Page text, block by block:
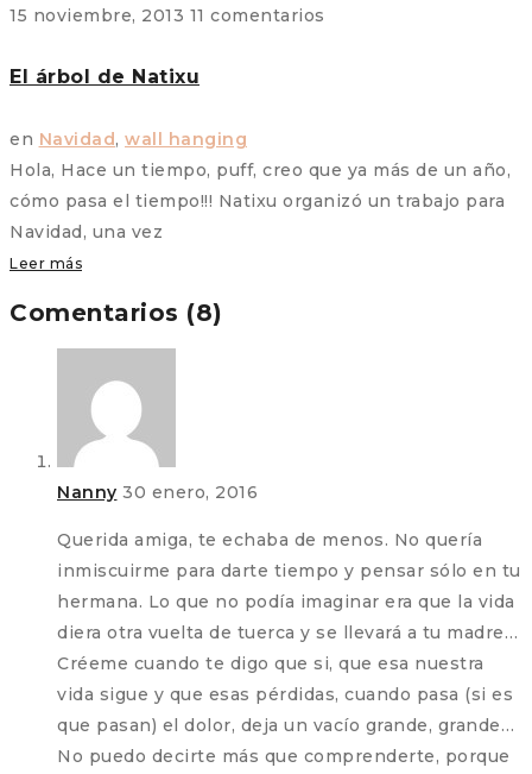
15 noviembre, 2013 11 comentarios
El árbol de Natixu
en Navidad, wall hanging
Hola, Hace un tiempo, puff, creo que ya más de un año,
cómo pasa el tiempo!!! Natixu organizó un trabajo para
Navidad, una vez
Leer más
Comentarios (8)
Nanny 30 enero, 2016
Querida amiga, te echaba de menos. No quería
inmiscuirme para darte tiempo y pensar sólo en tu
hermana. Lo que no podía imaginar era que la vida
diera otra vuelta de tuerca y se llevará a tu madre…
Créeme cuando te digo que si, que esa nuestra
vida sigue y que esas pérdidas, cuando pasa (si es
que pasan) el dolor, deja un vacío grande, grande…
No puedo decirte más que comprenderte, porque